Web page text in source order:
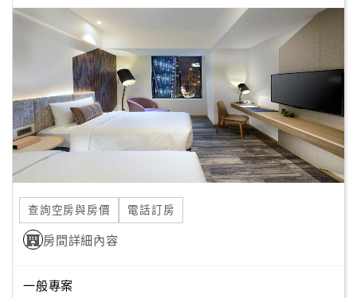
絡
單
Line
線
上
客
查詢空房與房價 電話訂房
房間詳細內容
一般專案